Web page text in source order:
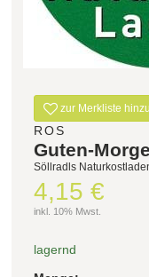
Weinkellerei Stift
Kremsmünster
Filter zurücksetzen
zur Merkliste
ROS
Guten-
Söllradls
4,15 €
inkl. 10% Mwst.
lagernd